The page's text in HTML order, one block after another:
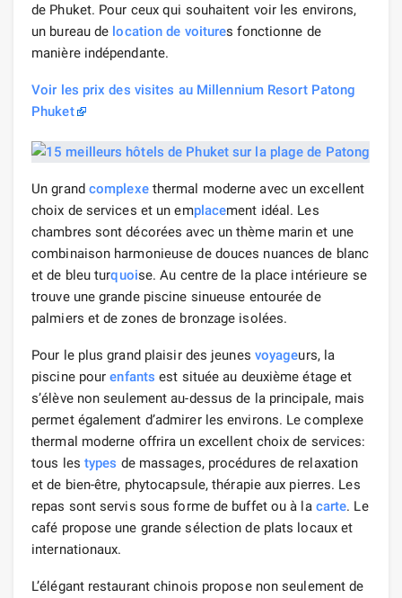
de Phuket. Pour ceux qui souhaitent voir les environs,
un bureau de location de voitures fonctionne de
manière indépendante.
Voir les prix des visites au Millennium Resort Patong
Phuket
Un grand complexethermal moderne avec un excellent
choix de services et un emplacement idéal. Les
chambres sont décorées avec un thème marin et une
combinaison harmonieuse de douces nuances de blanc
et de bleu turquoise. Au centre de la place intérieure se
trouve une grande piscine sinueuse entourée de
palmiers et de zones de bronzage isolées.
Pour le plus grand plaisir des jeunes voyageurs, la
piscine pourenfants est située au deuxième étage et
s’élève non seulement au-dessus de la principale, mais
permet également d’admirer les environs. Le complexe
thermal moderne offrira un excellent choix de services:
tous les types de massages, procédures de relaxation
et de bien-être, phytocapsule, thérapie aux pierres. Les
repas sont servis sous forme de buffet ou à la carte. Le
café propose une grande sélection de plats locaux et
internationaux.
L’élégant restaurant chinois propose non seulement de